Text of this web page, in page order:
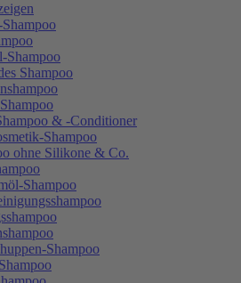
Shampoo
Shampoo
& -Conditioner
Shampoo
ohne Silikone & Co.
Shampoo
Shampoo